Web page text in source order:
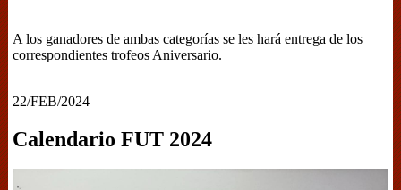
A los ganadores de ambas categorías se les hará entrega de los
correspondientes trofeos Aniversario.
22/FEB/2024
Calendario FUT 2024